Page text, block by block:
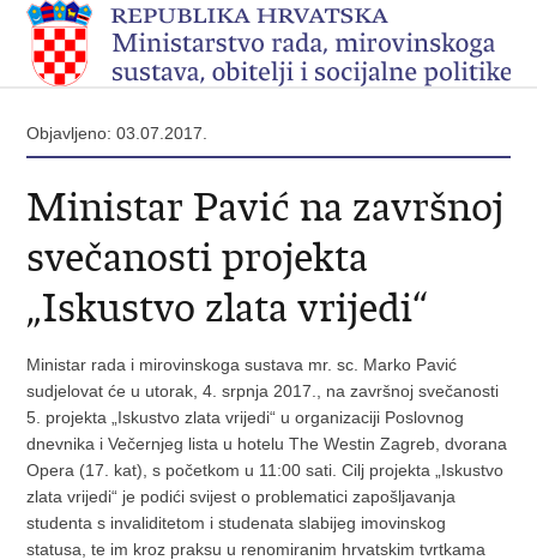
Objavljeno: 03.07.2017.
Ministar Pavić na završnoj
svečanosti projekta
„Iskustvo zlata vrijedi“
Ministar rada i mirovinskoga sustava mr. sc. Marko Pavić
sudjelovat će u utorak, 4. srpnja 2017., na završnoj svečanosti
5. projekta „Iskustvo zlata vrijedi“ u organizaciji Poslovnog
dnevnika i Večernjeg lista u hotelu The Westin Zagreb, dvorana
Opera (17. kat), s početkom u 11:00 sati.Cilj projekta „Iskustvo
zlata vrijedi“ je podići svijest o problematici zapošljavanja
studenta s invaliditetom i studenata slabijeg imovinskog
statusa, te im kroz praksu u renomiranim hrvatskim tvrtkama